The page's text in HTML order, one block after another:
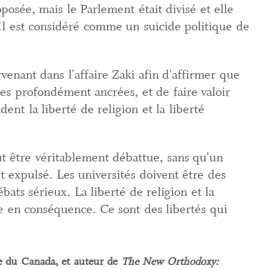
mais le Parlement était divisé et elle
est considéré comme un suicide politique de
dans l'affaire Zaki afin d'affirmer que
profondément ancrées, et de faire valoir
la liberté de religion et la liberté
être véritablement débattue, sans qu'un
Les universités doivent être des
sérieux. La liberté de religion et la
conséquence. Ce sont des libertés qui
du Canada, et auteur de The New Orthodoxy: